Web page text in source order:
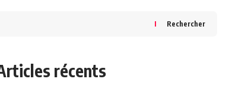
Rechercher
récents